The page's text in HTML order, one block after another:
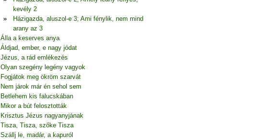
kevély 2
Házigazda, aluszol-e 3; Ami fénylik, nem mind
arany az 3
Álla a keserves anya
Áldjad, ember, e nagy jódat
Jézus, a rád emlékezés
Olyan szegény legény vagyok
Fogjátok meg ökröm szarvát
Nem járok már én sehol sem
Betlehem kis falucskában
Mikor a bút felosztották
Krisztus Jézus nagyanyjának
Tisza, Tisza, szőke Tisza
Szállj le, madár, a kapuról